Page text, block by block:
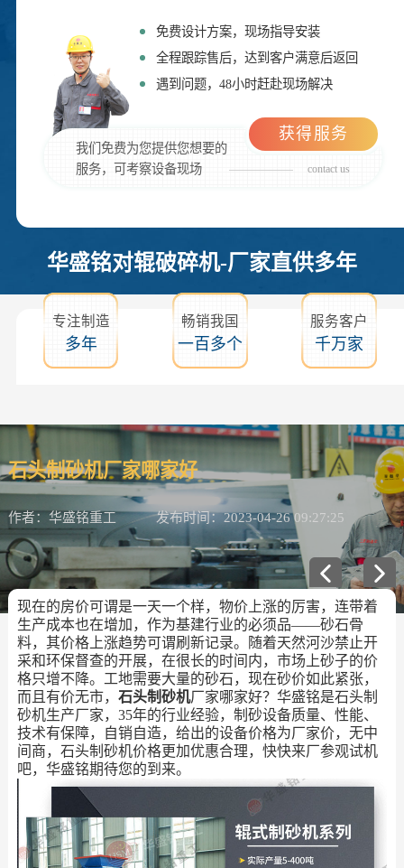
免费设计方案，现场指导安装
全程跟踪售后，达到客户满意后返回
遇到问题，48小时赶赴现场解决
我们免费为您提供您想要的
服务，可考察设备现场
contact us
获得服务
华盛铭对辊破碎机-厂家直供多年
专注制造
多年
畅销我国
一百多个
服务客户
千万家
石头制砂机厂家哪家好
作者：华盛铭重工 发布时间：2023-04-26 09:27:25
现在的房价可谓是一天一个样，物价上涨的厉害，连带着
生产成本也在增加，作为基建行业的必须品——砂石骨
料，其价格上涨趋势可谓刷新记录。随着天然河沙禁止开
采和环保督查的开展，在很长的时间内，市场上砂子的价
格只增不降。工地需要大量的砂石，现在砂价如此紧张，
而且有价无市， 石头制砂机厂家哪家好？华盛铭是石头制
砂机生产厂家，35年的行业经验，制砂设备质量、性能、
技术有保障，自销自造，给出的设备价格为厂家价，无中
间商，石头制砂机价格更加优惠合理，快快来厂参观试机
吧，华盛铭期待您的到来。